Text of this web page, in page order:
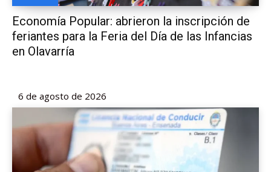
Economía Popular: abrieron la inscripción de
feriantes para la Feria del Día de las Infancias
en Olavarría
6 de agosto de 2026